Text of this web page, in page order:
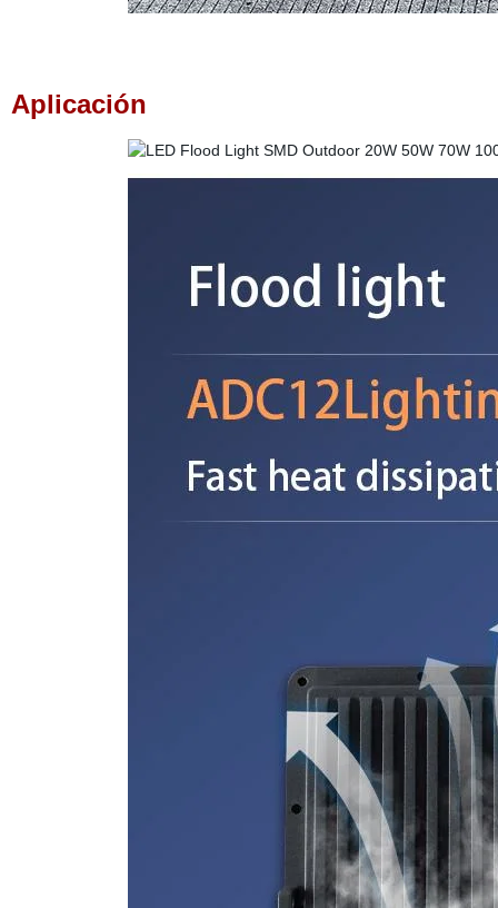
Aplicación